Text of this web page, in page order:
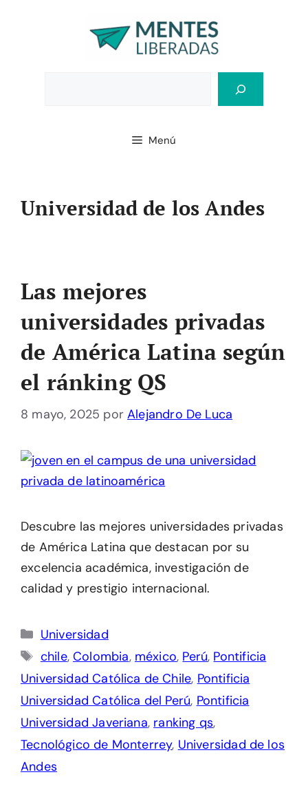
Menú
Universidad de los Andes
Las mejores
universidades privadas
de América Latina según
el ránking QS
8 mayo, 2025 porAlejandro De Luca
Descubre las mejores universidades privadas
de América Latina que destacan por su
excelencia académica, investigación de
calidad y prestigio internacional.
Categorías
Universidad
Etiquetas
chile,Colombia, méxico, Perú, Pontificia
Universidad Católica de Chile, Pontificia
Universidad Católica del Perú, Pontificia
Universidad Javeriana, ranking qs,
Tecnológico de Monterrey, Universidad de los
Andes